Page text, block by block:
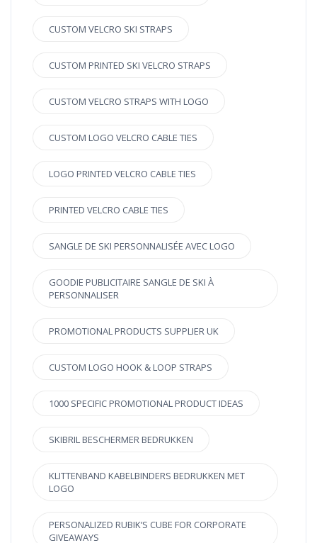
CUSTOM VELCRO SKI STRAPS
CUSTOM PRINTED SKI VELCRO STRAPS
CUSTOM VELCRO STRAPS WITH LOGO
CUSTOM LOGO VELCRO CABLE TIES
LOGO PRINTED VELCRO CABLE TIES
PRINTED VELCRO CABLE TIES
SANGLE DE SKI PERSONNALISÉE AVEC LOGO
GOODIE PUBLICITAIRE SANGLE DE SKI À
PERSONNALISER
PROMOTIONAL PRODUCTS SUPPLIER UK
CUSTOM LOGO HOOK & LOOP STRAPS
1000 SPECIFIC PROMOTIONAL PRODUCT IDEAS
SKIBRIL BESCHERMER BEDRUKKEN
KLITTENBAND KABELBINDERS BEDRUKKEN MET
LOGO
PERSONALIZED RUBIK’S CUBE FOR CORPORATE
GIVEAWAYS